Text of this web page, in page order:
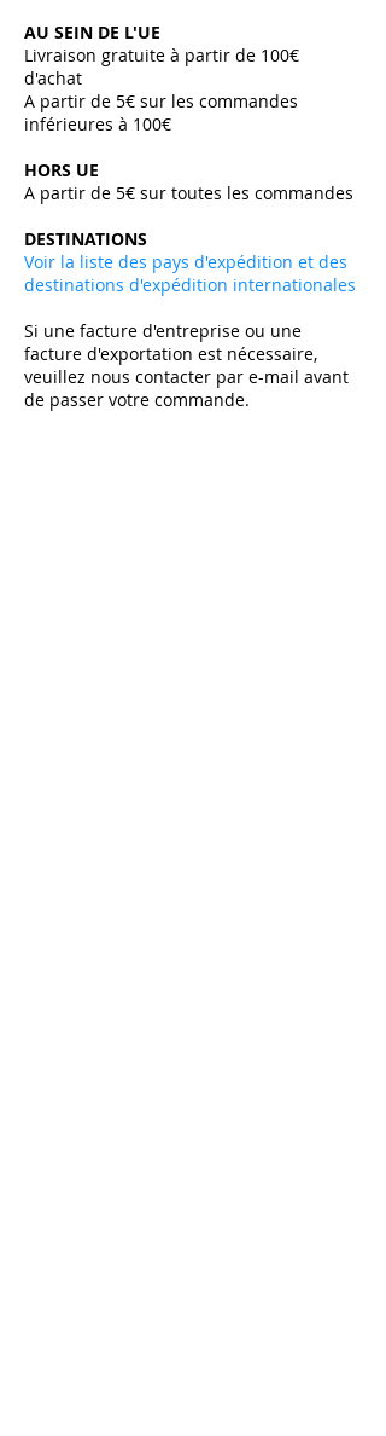
AU SEIN DE L'UE
Livraison gratuite à partir de 100€
d'achat
A partir de 5€ sur les commandes
inférieures à 100€
HORS UE
A partir de 5€ sur toutes les commandes ​
DESTINATIONS
Voir la liste des pays d'expédition et des
destinations d'expédition internationales
Si une facture d'entreprise ou une
facture d'exportation est nécessaire,
veuillez nous contacter par e-mail avant
de passer votre commande.